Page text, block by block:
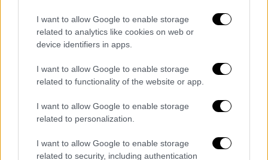
I want to allow Google to enable storage
related to analytics like cookies on web or
device identifiers in apps.
I want to allow Google to enable storage
related to functionality of the website or app.
I want to allow Google to enable storage
related to personalization.
I want to allow Google to enable storage
related to security, including authentication
φορές μοιάζουν ξεκάρφωτα, η ιστορία χάνει
τη συνοχή της και η σκηνοθέτιδα το μέτρο.
Το φιλμ, που
πάσχει αφηγηματικά, δείχνει
αποπροσανατολισμένο και μοιράζει
αναταραχέςτης εποχής, μοιάζει να χάνει τον
πυρήνα του πνεύματος του έργου της Σέλεϊ
και τον έλεγχο από το φλύαρο στόρι, αλλά
κυρίως κυρίως να πέφτει στην παγίδα του